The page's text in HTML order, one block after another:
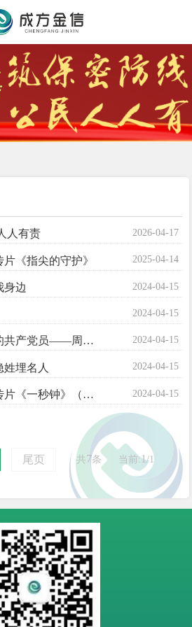
人有责 2026-04-17
《指尖的守护》 2025-04-14
身边 2024-04-15
2024-04-15
一个严守保密纪律的共产党员——周恩来 2024-04-15
埋名人 2024-04-15
2024年保密公益宣传片《一秒钟》（网络播出版） 2024-04-15
尾页 共7条 当前:1/1